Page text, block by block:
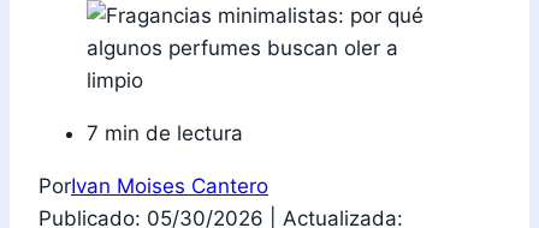
7 min de lectura
PorIvan Moises Cantero
Publicado: 05/30/2026
Actualizada: